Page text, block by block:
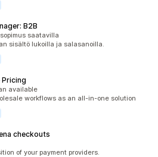
B2B
saatavilla
sisältö lukoilla ja salasanoilla.
Pricing
available
workflows as an all-in-one solution
checkouts
of your payment providers.